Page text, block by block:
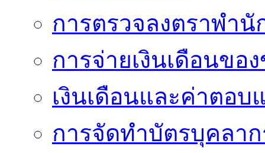
การตรวจลงตราพำ
การจ่ายเงินเดือนขอ
เงินเดือนและค่าตอบ
การจัดทำบัตรบุคลา